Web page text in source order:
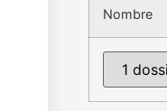
Nombre